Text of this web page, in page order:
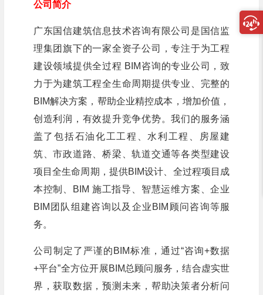
公司简介
广东国信建筑信息技术咨询有限公司是国信监
理集团旗下的一家全资子公司，专注于为工程
建设领域提供全过程 BIM咨询的专业公司，致
力于为建筑工程全生命周期提供专业、完整的
BIM解决方案，帮助企业精控成本，增加价值，
创造利润，有效提升竞争优势。我们的服务涵
盖了包括石油化工工程、水利工程、房屋建
筑、市政道路、桥梁、轨道交通等各类型建设
项目全生命周期，提供BIM设计、全过程项目成
本控制、BIM 施工指导、智慧运维方案、企业
BIM团队组建咨询以及企业BIM顾问咨询等服
务。
公司制定了严谨的BIM标准，通过“咨询+数据
+平台”全方位开展BIM总顾问服务，结合虚实世
界，获取数据，预测未来，帮助决策者分析问